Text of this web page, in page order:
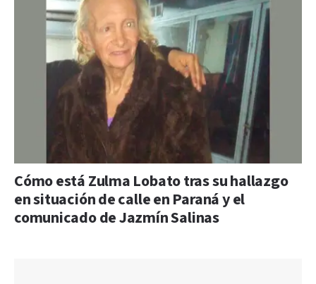
Cómo está Zulma Lobato tras su hallazgo
en situación de calle en Paraná y el
comunicado de Jazmín Salinas